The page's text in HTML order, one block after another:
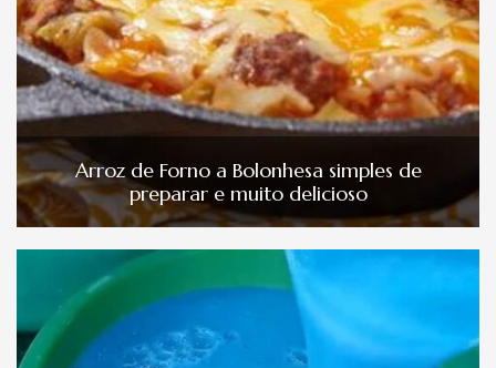
Arroz de Forno a Bolonhesa simples de
preparar e muito delicioso